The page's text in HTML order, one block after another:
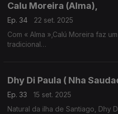
Calu Moreira (Alma),
Ep. 34
22 set. 2025
Com « Alma »,Calú Moreira faz
tradicional
Dhy Di Paula ( Nha
Ep. 33
15 set. 2025
Natural da ilha de Santiago, Dhy